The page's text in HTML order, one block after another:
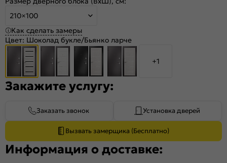
210×100
Как сделать замеры
Цвет: Шоколад букле/Бьянко ларче
+1
Закажите услугу:
Заказать звонок Установка дверей
Вызвать замерщика (Бесплатно)
Информация о доставке: